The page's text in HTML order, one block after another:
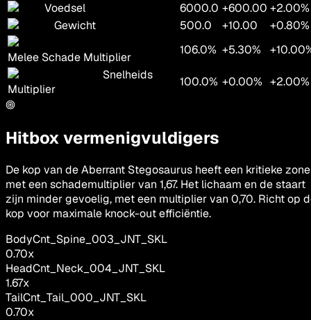
Voedsel
6000.0 +600.00 +2.00%
Gewicht
500.0 +10.00 +0.80%
Melee Schade Multiplier
106.0% +5.30%
Snelheids
Multiplier
100.0% +0.00% +2.00%
Hitbox vermenigvuldigers
De kop van de Aberrant Stegosaurus heeft een kritieke zone
met een schademultiplier van 1,67. Het lichaam en de staart
zijn minder gevoelig, met een multiplier van 0,70. Richt op
kop voor maximale knock-out efficiëntie.
BodyCnt_Spine_003_JNT_SKL
0.70x
HeadCnt_Neck_004_JNT_SKL
1.67x
TailCnt_Tail_000_JNT_SKL
0.70x